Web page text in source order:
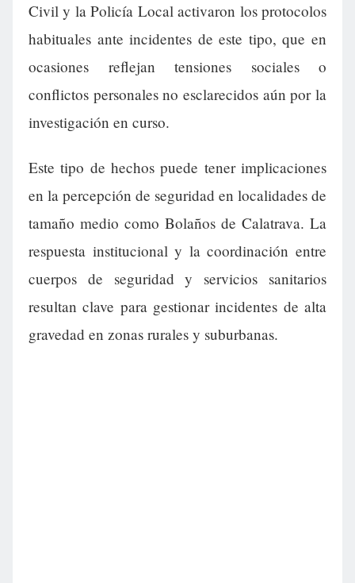
Civil y la Policía Local activaron los protocolos
habituales ante incidentes de este tipo, que en
ocasiones reflejan tensiones sociales o
conflictos personales no esclarecidos aún por la
investigación en curso.
Este tipo de hechos puede tener implicaciones
en la percepción de seguridad en localidades de
tamaño medio como Bolaños de Calatrava. La
respuesta institucional y la coordinación entre
cuerpos de seguridad y servicios sanitarios
resultan clave para gestionar incidentes de alta
gravedad en zonas rurales y suburbanas.